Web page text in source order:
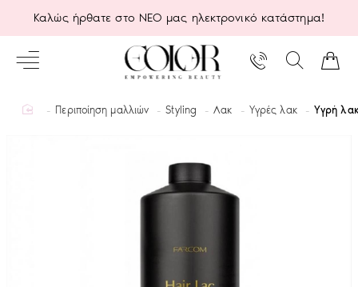
Καλώς ήρθατε στο ΝΕΟ μας ηλεκτρονικό κατάστημα!
homeΠεριποίηση μαλλιών Styling Λακ Υγρές λακ Υγρή